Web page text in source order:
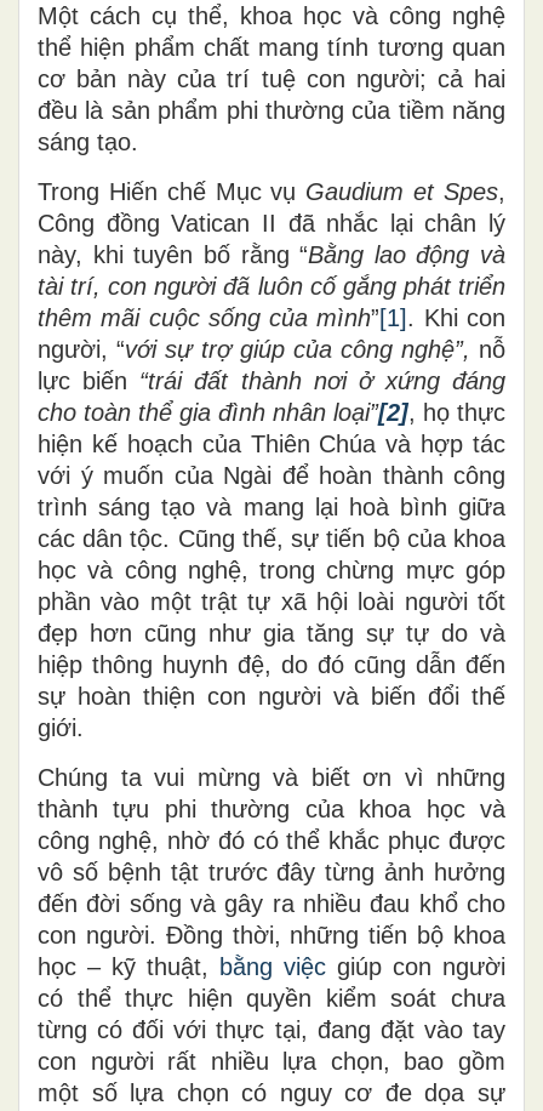
Một cách cụ thể, khoa học và công nghệ
thể hiện phẩm chất mang tính tương quan
cơ bản này của trí tuệ con người; cả hai
đều là sản phẩm phi thường của tiềm năng
sáng tạo.
Trong Hiến chế Mục vụ Gaudium et Spes,
Công đồng Vatican II đã nhắc lại chân lý
này, khi tuyên bố rằng “Bằng lao động và
tài trí, con người đã luôn cố gắng phát triển
thêm mãi cuộc sống của mình”[1]. Khi con
người, “với sự trợ giúp của công nghệ”, nỗ
lực biến “trái đất thành nơi ở xứng đáng
cho toàn thể gia đình nhân loại”[2], họ thực
hiện kế hoạch của Thiên Chúa và hợp tác
với ý muốn của Ngài để hoàn thành công
trình sáng tạo và mang lại hoà bình giữa
các dân tộc. Cũng thế, sự tiến bộcủakhoa
học và công nghệ, trong chừng mựcgóp
phần vào một trật tự xã hội loài người tốt
đẹp hơn cũng như gia tăng sự tự do và
hiệp thông huynh đệ, do đó cũng dẫn đến
sự hoàn thiện con người và biến đổi thế
giới.
Chúng ta vui mừng và biết ơn vì những
thành tựu phi thường của khoa học và
công nghệ, nhờ đó có thể khắc phục được
vô số bệnh tật trước đây từng ảnh hưởng
đến đời sống và gây ra nhiều đau khổcho
con người. Đồng thời, những tiến bộ khoa
học – kỹ thuật, bằng việc giúp con người
có thể thực hiện quyền kiểm soát chưa
từng có đối với thực tại, đang đặt vào tay
con người rất nhiều lựa chọn, bao gồm
một số lựa chọn có nguy cơ đe dọa sự